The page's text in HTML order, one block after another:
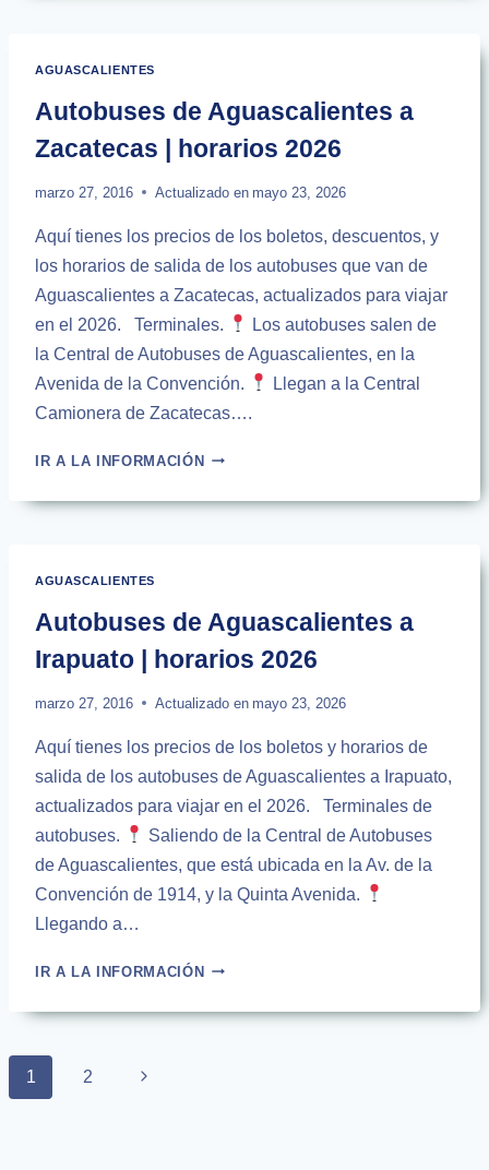
2026
AGUASCALIENTES
Autobuses de Aguascalientes a
Zacatecas | horarios 2026
marzo 27, 2016 Actualizado en mayo 23, 2026
Aquí tienes los precios de los boletos, descuentos, y
los horarios de salida de los autobuses que van de
Aguascalientes a Zacatecas, actualizados para viajar
en el 2026. Terminales.
Los autobuses salen de
la Central de Autobuses de Aguascalientes, en la
Avenida de la Convención.
Llegan a la Central
Camionera de Zacatecas….
IR A LA INFORMACIÓNAUTOBUSES
AGUASCALIENTES
2026
AGUASCALIENTES
Autobuses de Aguascalientes a
Irapuato | horarios 2026
marzo 27, 2016 Actualizado en mayo 23, 2026
Aquí tienes los precios de los boletos y horarios de
salida de los autobuses de Aguascalientes a Irapuato,
actualizados para viajar en el 2026. Terminales de
autobuses.
Saliendo de la Central de Autobuses
de Aguascalientes, que está ubicada en la Av. de la
Convención de 1914, y la Quinta Avenida.
Llegando a…
IR A LA INFORMACIÓNAUTOBUSES
AGUASCALIENTES
Page
1 2 Next